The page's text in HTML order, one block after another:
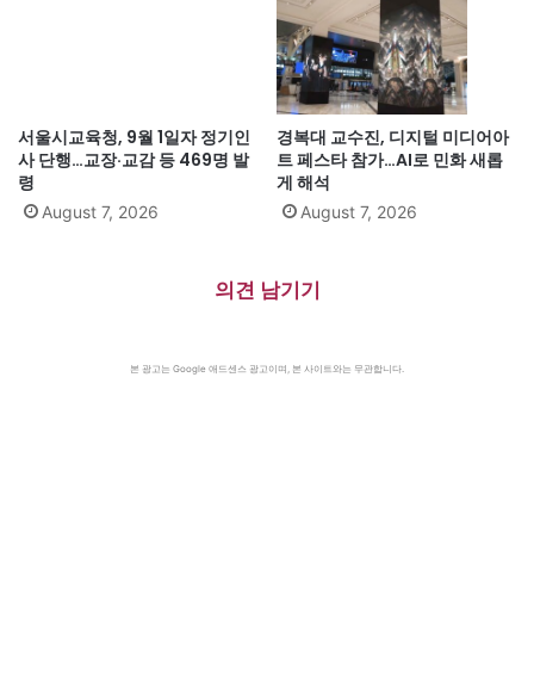
서울시교육청, 9월 1일자 정기인
사 단행…교장·교감 등 469명 발
령
August 7, 2026
경복대 교수진, 디지털 미디어아
트 페스타 참가…AI로 민화 새롭
게 해석
August 7, 2026
의견 남기기
본 광고는 Google 애드센스 광고이며, 본 사이트와는 무관합니다.